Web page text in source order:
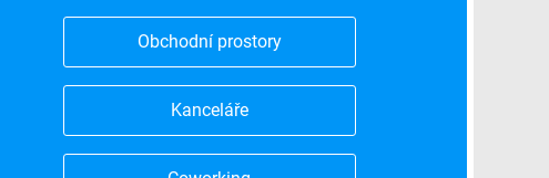
Obchodní prostory
Kanceláře